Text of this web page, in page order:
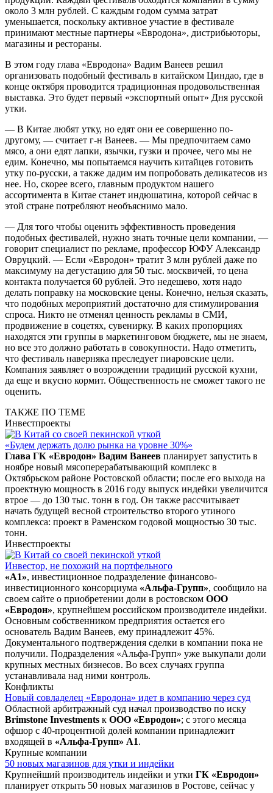
около 3 млн рублей. С каждым годом сумма затрат
уменьшается, поскольку активное участие в фестивале
принимают местные партнеры «Евродона», дистрибьюторы,
магазины и рестораны.
В этом году глава «Евродона» Вадим Ванеев решил
организовать подобный фестиваль в китайском Циндао, где в
конце октября проводится традиционная продовольственная
выставка. Это будет первый «экспортный опыт» Дня русской
утки.
— В Китае любят утку, но едят они ее совершенно по-
другому, — считает г-н Ванеев. — Мы предпочитаем само
мясо, а они едят лапки, язычки, гузки и прочее, чего мы не
едим. Конечно, мы попытаемся научить китайцев готовить
утку по-русски, а также дадим им попробовать деликатесов из
нее. Но, скорее всего, главным продуктом нашего
ассортимента в Китае станет индюшатина, которой сейчас в
этой стране потребляют необъяснимо мало.
— Для того чтобы оценить эффективность проведения
подобных фестивалей, нужно знать точные цели компании, —
говорит специалист по рекламе, профессор ЮФУ Александр
Овруцкий. — Если «Евродон» тратит 3 млн рублей даже по
максимуму на дегустацию для 50 тыс. москвичей, то цена
контакта получается 60 рублей. Это недешево, хотя надо
делать поправку на московские цены. Конечно, нельзя сказать,
что подобных мероприятий достаточно для стимулирования
спроса. Никто не отменял ценность рекламы в СМИ,
продвижение в соцетях, сувенирку. В каких пропорциях
находятся эти группы в маркетинговом бюджете, мы не знаем,
но все это должно работать в совокупности. Надо отметить,
что фестиваль наверняка преследует пиаровские цели.
Компания заявляет о возрождении традиций русской кухни,
да еще и вкусно кормит. Общественность не сможет такого не
оценить.
ТАКЖЕ ПО ТЕМЕ
Инвестпроекты
«Будем держать долю рынка на уровне 30%»
Глава ГК «Евродон» Вадим Ванеев планирует запустить в
ноябре новый мясоперерабатывающий комплекс в
Октябрьском районе Ростовской области; после его выхода на
проектную мощность в 2016 году выпуск индейки увеличится
втрое — до 130 тыс. тонн в год. Он также рассчитывает
начать будущей весной строительство второго утиного
комплекса: проект в Раменском годовой мощностью 30 тыс.
тонн.
Инвестпроекты
Инвестор, не похожий на портфельного
«А1», инвестиционное подразделение финансово-
инвестиционного консорциума «Альфа-Групп», сообщило на
своем сайте о приобретении доли в ростовском ООО
«Евродон», крупнейшем российском производителе индейки.
Основным собственником предприятия остается его
основатель Вадим Ванеев, ему принадлежит 45%.
Документального подтверждения сделки в компании пока не
получили. Подразделения «Альфа-Групп» уже выкупали доли
крупных местных бизнесов. Во всех случаях группа
устанавливала над ними контроль.
Конфликты
Новый совладелец «Евродона» идет в компанию через суд
Областной арбитражный суд начал производство по иску
Brimstone Investments к ООО «Евродон»; с этого месяца
офшор с 40-процентной долей компании принадлежит
входящей в «Альфа-Групп» А1.
Крупные компании
50 новых магазинов для утки и индейки
Крупнейший производитель индейки и утки ГК «Евродон»
планирует открыть 50 новых магазинов в Ростове, сейчас у